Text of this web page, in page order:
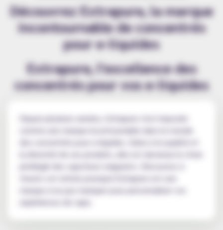
Découvrez Extrapure, la marque
incontournable de concentrés
pour e-liquides
Extrapure, l'excellence des
concentrés pour vos e-liquides
Depuis plusieurs années, Extrapure s'est imposée
des concentrés pour e-liquides. Grâce à la qualité et
privilégié des vapoteurs exigeants. Découvrez à
travers cet article pourquoi Extrapure est une
marque à ne pas manquer pour personnaliser vos
expériences de vape.